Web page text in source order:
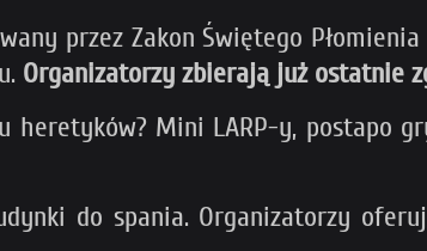
przez Zakon Świętego
Organizatorzy zbierają już ostatnie
heretyków? Mini LARP-y, postapo
do spania. Organizatorzy